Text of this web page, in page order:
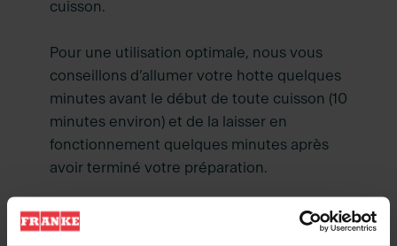
cuisson.
Pour une utilisation optimale, nous vous
conseillons d’allumer votre hotte quelques
minutes avant le début de toute cuisson (10
minutes environ) et de la laisser en
fonctionnement quelques minutes après
avoir terminé votre préparation.